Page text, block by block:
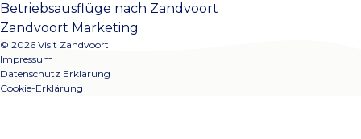
Betriebsausflüge nach Zandvoort
Zandvoort Marketing
© 2026 Visit Zandvoort
Impressum
Datenschutz Erklarung
Cookie-Erklärung